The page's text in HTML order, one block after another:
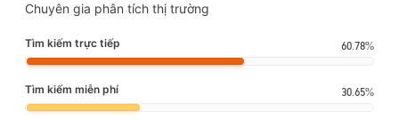
Chuyên gia phân tích thị trường
Tìm kiếm trực tiếp 60.78%
Tìm kiếm miễn phí 30.65%